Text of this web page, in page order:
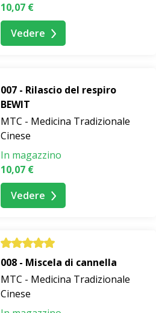
10,07 €
Vedere
007 - Rilascio del respiro
BEWIT
MTC - Medicina Tradizionale
Cinese
In magazzino
10,07 €
Vedere
008 - Miscela di cannella
MTC - Medicina Tradizionale
Cinese